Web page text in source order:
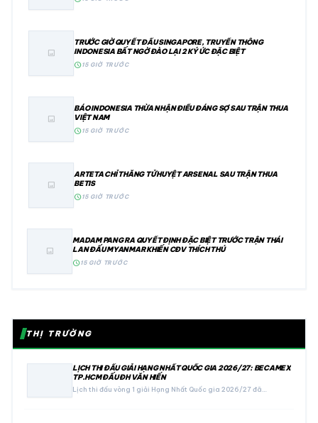
image
TRƯỚC GIỜ QUYẾT ĐẤU SINGAPORE, TRUYỀN THÔNG
INDONESIA BẤT NGỜ ĐÀO LẠI 2 KÝ ỨC ĐẶC BIỆT
schedule15 GIỜ TRƯỚC
image
BÁO INDONESIA THỪA NHẬN ĐIỀU ĐÁNG SỢ SAU TRẬN THUA
VIỆT NAM
schedule15 GIỜ TRƯỚC
image
ARTETA CHỈ THẲNG TỬ HUYỆT ARSENAL SAU TRẬN THUA
BETIS
schedule15 GIỜ TRƯỚC
image
MADAM PANG RA QUYẾT ĐỊNH ĐẶC BIỆT TRƯỚC TRẬN THÁI
LAN ĐẤU MYANMAR KHIẾN CĐV THÍCH THÚ
schedule15 GIỜ TRƯỚC
THỊ TRƯỜNG
LỊCH THI ĐẤU GIẢI HẠNG NHẤT QUỐC GIA 2026/27: BECAMEX
TP.HCM ĐẤU ĐH VĂN HIẾN
Lịch thi đấu vòng 1 giải Hạng Nhất Quốc gia 2026/27 đã…